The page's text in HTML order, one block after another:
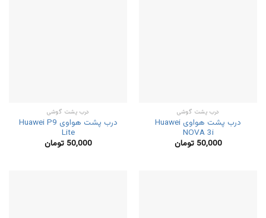
درب پشت گوشی
درب پشت هواوی Huawei
NOVA 3i
50,000 تومان
درب پشت گوشی
درب پشت هواوی Huawei P9
Lite
50,000 تومان